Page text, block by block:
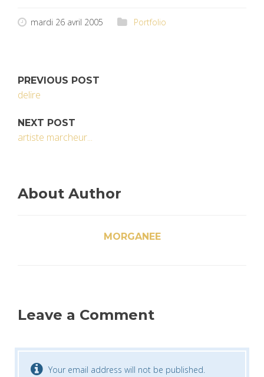
mardi 26 avril 2005 Portfolio
PREVIOUS POST
delire
NEXT POST
artiste marcheur...
About Author
MORGANEE
Leave a Comment
Your email address will not be published.